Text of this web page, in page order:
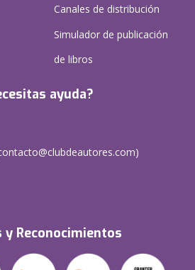
Canales de distribución
Simulador de publicación
de libros
ayuda?
)
y Reconocimientos